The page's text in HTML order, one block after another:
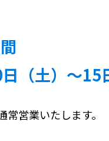
（土）～15
営業いたします。